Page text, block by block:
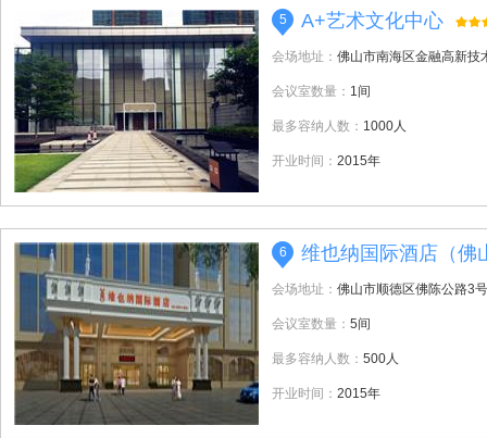
5 A+艺术文化中心
会场地址： 佛山市南海区金融高新技
会议室数量： 1间
最多容纳人数： 1000人
开业时间： 2015年
6 维也纳国际酒店（佛
会场地址： 佛山市顺德区佛陈公路3
会议室数量： 5间
最多容纳人数： 500人
开业时间： 2015年